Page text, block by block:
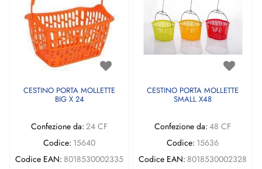
CESTINO PORTA MOLLETTE
BIG X 24
Confezione da: 24 CF
Codice: 15640
Codice EAN: 8018530002335
CESTINO PORTA MOLLETTE
SMALL X48
Confezione da: 48 CF
Codice: 15636
Codice EAN: 8018530002328